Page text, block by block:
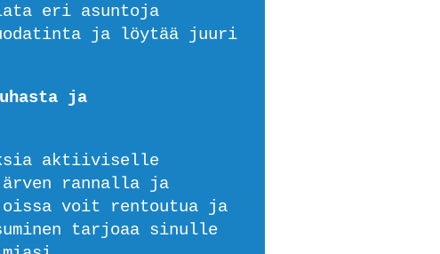
eri asuntoja
ja löytää juuri
ja
aktiiviselle
rannalla ja
voit rentoutua ja
tarjoaa sinulle